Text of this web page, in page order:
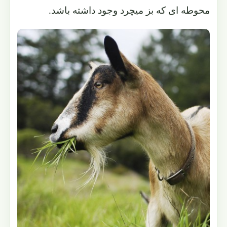
محوطه ای که بز میچرد وجود داشته باشد.